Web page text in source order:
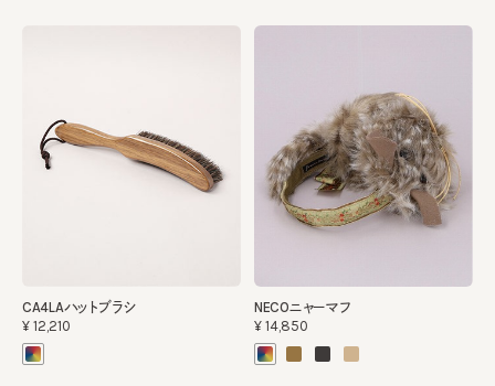
CA4LAハットブラシ
¥12,210
NECOニャーマフ
¥14,850